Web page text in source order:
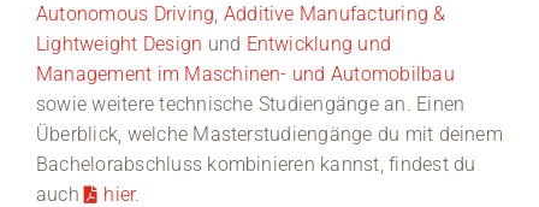
Autonomous Driving Additive Manufacturing &
Lightweight Design und Entwicklung und
Management im Maschinen- und Automobilbau
sowie weitere technische Studiengänge an. Einen
Überblick, welche Masterstudiengänge du mit deinem
Bachelorabschluss kombinieren kannst, findest du
auch
hier.